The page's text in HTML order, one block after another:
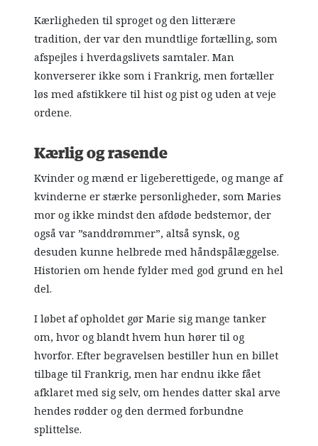
Kærligheden til sproget og den litterære
tradition, der var den mundtlige fortælling, som
afspejles i hverdagslivets samtaler. Man
konverserer ikke som i Frankrig, men fortæller
løs med afstikkere til hist og pist og uden at veje
ordene.
Kærlig og rasende
Kvinder og mænd er ligeberettigede, og mange af
kvinderne er stærke personligheder, som Maries
mor og ikke mindst den afdøde bedstemor, der
også var ”sanddrømmer”, altså synsk, og
desuden kunne helbrede med håndspålæggelse.
Historien om hende fylder med god grund en hel
del.
I løbet af opholdet gør Marie sig mange tanker
om, hvor og blandt hvem hun hører til og
hvorfor. Efter begravelsen bestiller hun en billet
tilbage til Frankrig, men har endnu ikke fået
afklaret med sig selv, om hendes datter skal arve
hendes rødder og den dermed forbundne
splittelse.